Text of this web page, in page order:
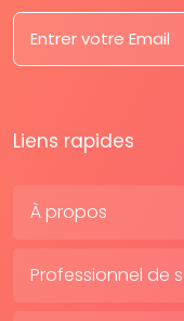
Liens rapides
À propos
Professionnel de